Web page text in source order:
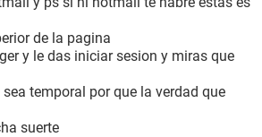
de la pagina
y le das iniciar sesion y miras que
temporal por que la verdad que
suerte